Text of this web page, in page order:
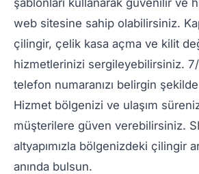
şablonları kullanarak güvenilir ve
web sitesine sahip olabilirsiniz.
çilingir, çelik kasa açma ve kilit
hizmetlerinizi sergileyebilirsiniz.
telefon numaranızı belirgin
Hizmet bölgenizi ve ulaşım
müşterilere güven verebilirsiniz.
altyapımızla bölgenizdeki çilingir
anında bulsun.